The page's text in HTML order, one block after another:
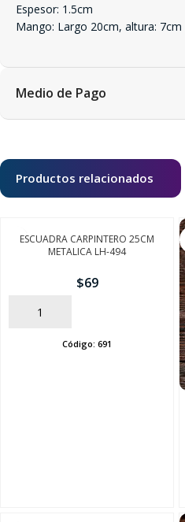
Espesor: 1.5cm
Mango: Largo 20cm, altura:
Medio de Pago
Productos relacionados
ESCUADRA CARPINTERO 25CM
METALICA LH-494
$69
AÑADIR
Código: 691